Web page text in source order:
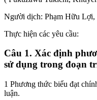
Người dịch: Phạm Hữu
Thực hiện các yêu cầu:
Câu 1. Xác định
sử dụng trong đoạn
1 Phương thức biểu đạt
luận.